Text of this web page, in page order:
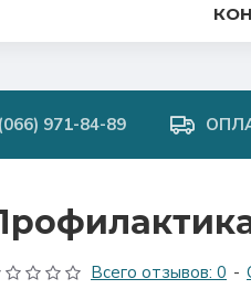
971-84-89
Всего отзывов: 0 -